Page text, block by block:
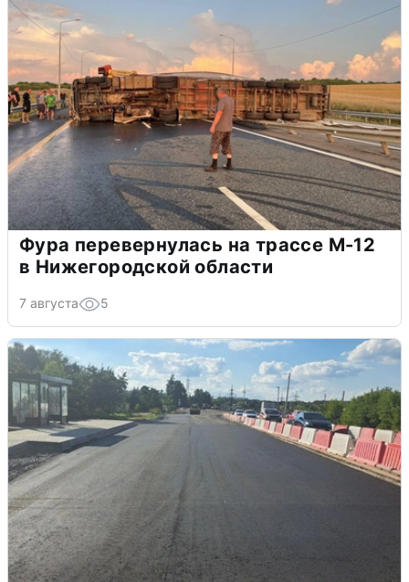
Фура перевернулась на трассе М-12
в Нижегородской области
7 августа 5